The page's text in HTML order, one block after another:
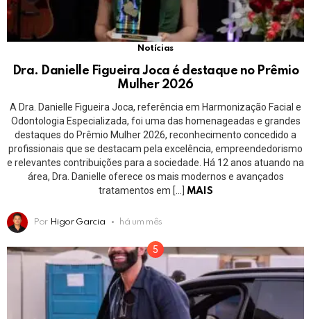
Notícias
Dra. Danielle Figueira Joca é destaque no Prêmio
Mulher 2026
A Dra. Danielle Figueira Joca, referência em Harmonização Facial e
Odontologia Especializada, foi uma das homenageadas e grandes
destaques do Prêmio Mulher 2026, reconhecimento concedido a
profissionais que se destacam pela excelência, empreendedorismo
e relevantes contribuições para a sociedade. Há 12 anos atuando na
área, Dra. Danielle oferece os mais modernos e avançados
tratamentos em […]
MAIS
Por Higor Garcia há um mês